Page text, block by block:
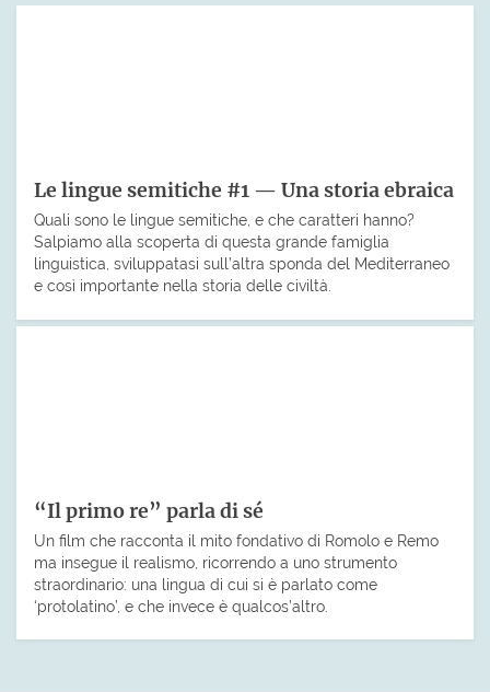
Le lingue semitiche #1 — Una storia ebraica
Quali sono le lingue semitiche, e che caratteri hanno?
Salpiamo alla scoperta di questa grande famiglia
linguistica, sviluppatasi sull’altra sponda del Mediterraneo
e così importante nella storia delle civiltà.
“Il primo re” parla di sé
Un film che racconta il mito fondativo di Romolo e Remo
ma insegue il realismo, ricorrendo a uno strumento
straordinario: una lingua di cui si è parlato come
‘protolatino’, e che invece è qualcos’altro.